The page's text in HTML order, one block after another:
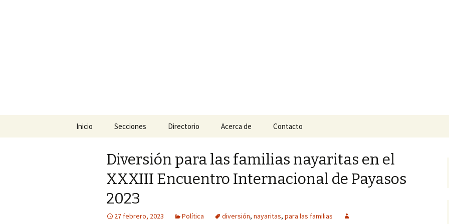
Inicio Secciones
Policiaca
Sociedad
Deportes
Directorio Acerca de Contacto
Diversión para las familias nayaritas en el
XXXIII Encuentro Internacional de Payasos
2023
27 febrero, 2023 Política diversión, nayaritas, para las familias